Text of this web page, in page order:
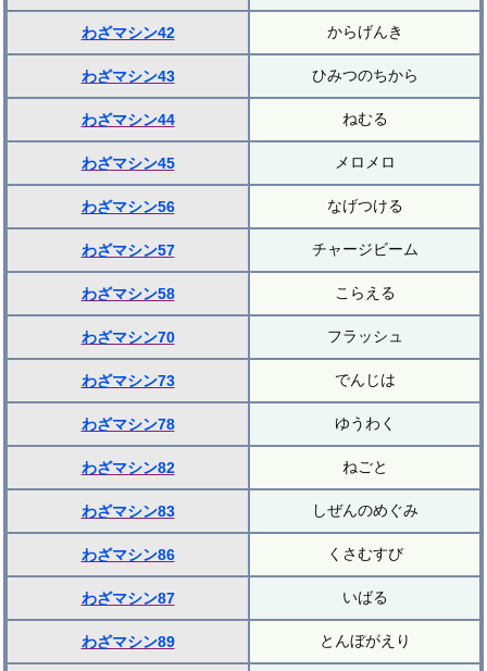
わざマシン42 からげんき
わざマシン43 ひみつのちから
わざマシン44 ねむる
わざマシン45 メロメロ
わざマシン56 なげつける
わざマシン57 チャージビーム
わざマシン58 こらえる
わざマシン70 フラッシュ
わざマシン73 でんじは
わざマシン78 ゆうわく
わざマシン82 ねごと
わざマシン83 しぜんのめぐみ
わざマシン86 くさむすび
わざマシン87 いばる
わざマシン89 とんぼがえり